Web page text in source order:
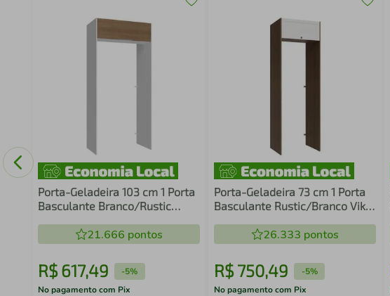
Porta-Geladeira 103 cm 1 Porta
Basculante Branco/Rustic
21.666 pontos
R$ 617,49 -5%
No pagamento com Pix
Porta-Geladeira 73 cm 1 Porta
Basculante Rustic/Branco Vik
26.333 pontos
R$ 750,49 -5%
No pagamento com Pix